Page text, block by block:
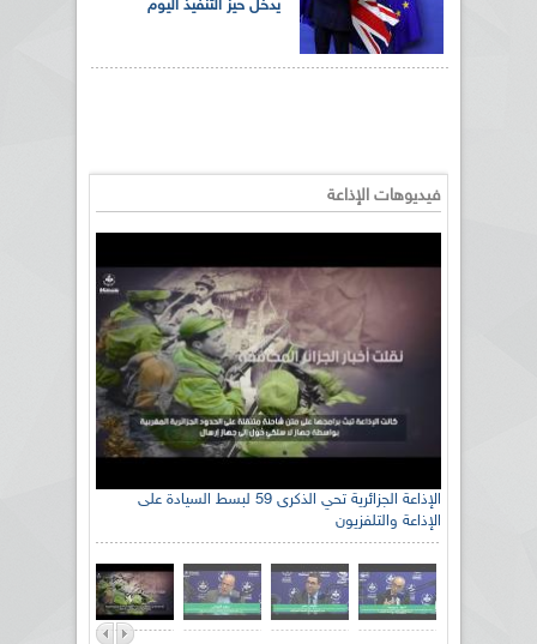
يدخل حيز التنفيذ اليوم
فيديوهات الإذاعة
الإذاعة الجزائرية تحي الذكرى 59 لبسط السيادة على
الإذاعة والتلفزيون